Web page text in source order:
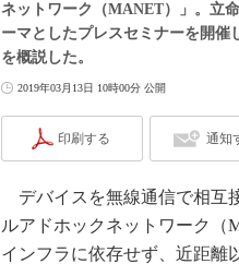
ネットワーク（MANET）」。立
ーマとしたプレスセミナーを開
を概説した。
2019年03月13日 10時00分 公開
印刷する 通知
デバイスを無線通信で相互
ルアドホックネットワーク（
インフラに依存せず、近距離